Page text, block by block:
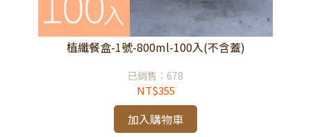
植纖餐盒-1號-800ml-100入(不含蓋)
已銷售：678
NT$355
加入購物車